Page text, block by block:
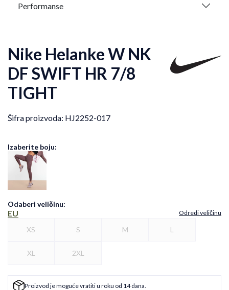
Performanse
Nike Helanke W NK
DF SWIFT HR 7/8
TIGHT
Šifra proizvoda: HJ2252-017
Izaberite boju:
Odaberi veličinu:
EU Odredi veličinu
XS S M L
XL 2XL
Proizvod je moguće vratiti u roku od 14 dana.